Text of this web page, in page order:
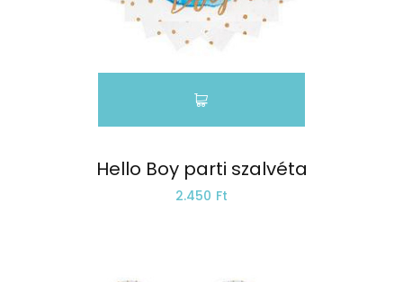
Hello Boy parti szalvéta
2.450 Ft